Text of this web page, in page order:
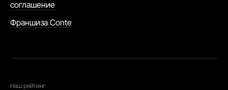
соглашение
Франшиза Conte
Наш рейтинг